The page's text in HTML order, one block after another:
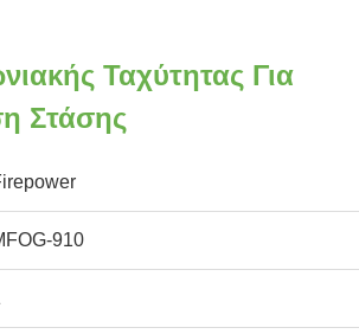
Ταχύτητας Για
Στάσης
910